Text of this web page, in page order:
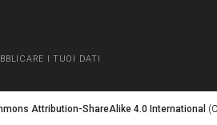
I TUOI DATI
Attribution-ShareAlike 4.0 International